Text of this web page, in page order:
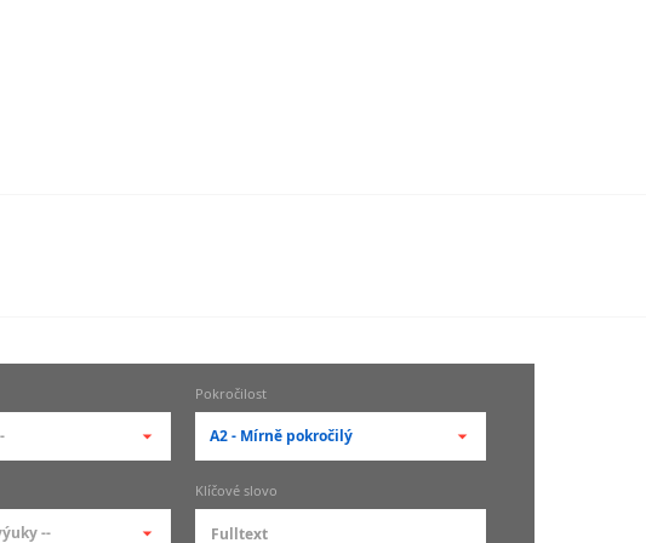
--
kurzů
Pokročilost
A2 - Mírně pokročilý
-- vyberte pokročilost --
--
Klíčové slovo